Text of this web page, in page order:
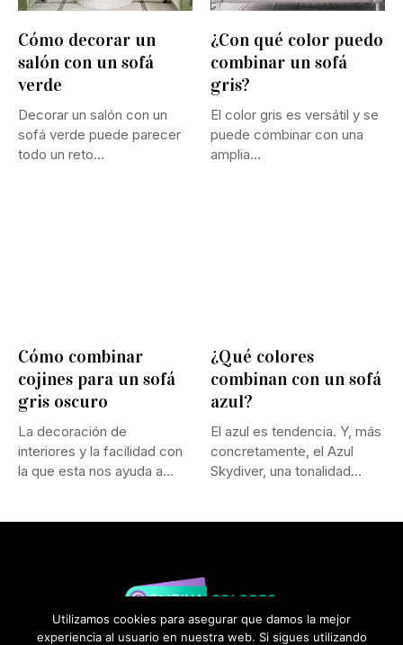
Cómo decorar un
salón con un sofá
verde
Decorar un salón con un
sofá verde puede parecer
todo un reto...
¿Con qué color puedo
combinar un sofá
gris?
El color gris es versátil y se
puede combinar con una
amplia...
Cómo combinar
cojines para un sofá
gris oscuro
La decoración de
interiores y la facilidad con
la que esta nos ayuda a...
¿Qué colores
combinan con un sofá
azul?
El azul es tendencia. Y, más
concretamente, el Azul
Skydiver, una tonalidad
Utilizamos cookies para asegurar que damos la mejor
experiencia al usuario en nuestra web. Si sigues utilizando